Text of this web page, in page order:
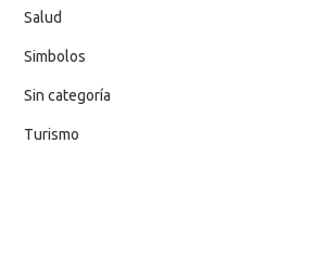
Salud
Simbolos
Sin categoría
Turismo